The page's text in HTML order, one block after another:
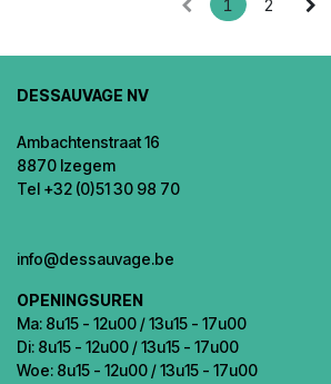
1 2
DESSAUVAGE NV
Ambachtenstraat 16
8870 Izegem
Tel +32 (0)51 30 98 70
info@dessauvage.be
OPENINGSUREN
Ma: 8u15 - 12u00 / 13u15 - 17u00
Di: 8u15 - 12u00 / 13u15 - 17u00
Woe: 8u15 - 12u00 / 13u15 - 17u00